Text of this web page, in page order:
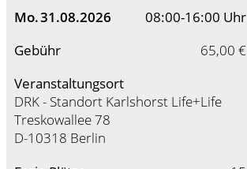
Mo.31.08.2026
08:00-16:00 Uhr
Gebühr
65,00 €
Veranstaltungsort
DRK - Standort Karlshorst Life+Life
Treskowallee 78
D-10318 Berlin